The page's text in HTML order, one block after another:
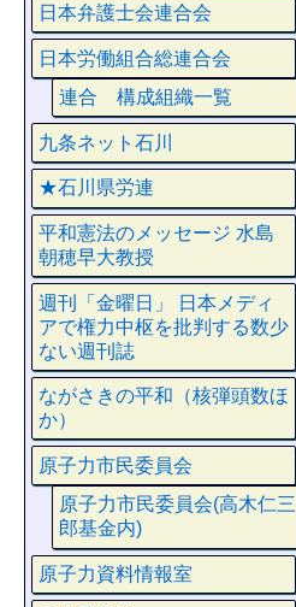
日本弁護士会連合会
日本労働組合総連合会
連合 構成組織一覧
九条ネット石川
★石川県労連
平和憲法のメッセージ 水島
朝穂早大教授
週刊「金曜日」 日本メディ
アで権力中枢を批判する数少
ない週刊誌
ながさきの平和（核弾頭数ほ
か）
原子力市民委員会
原子力市民委員会(高木仁三
郎基金内)
原子力資料情報室